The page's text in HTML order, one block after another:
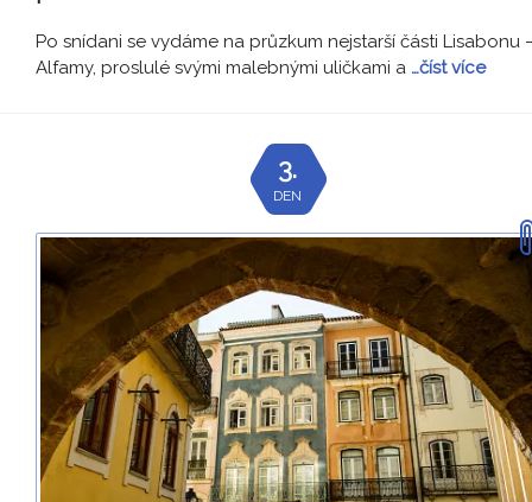
Po snídani se vydáme na průzkum nejstarší části Lisabonu
Alfamy, proslulé svými malebnými uličkami a …číst více
3.
DEN